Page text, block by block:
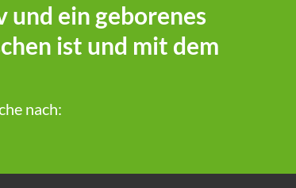
ein geborenes
ist und mit dem
nach: